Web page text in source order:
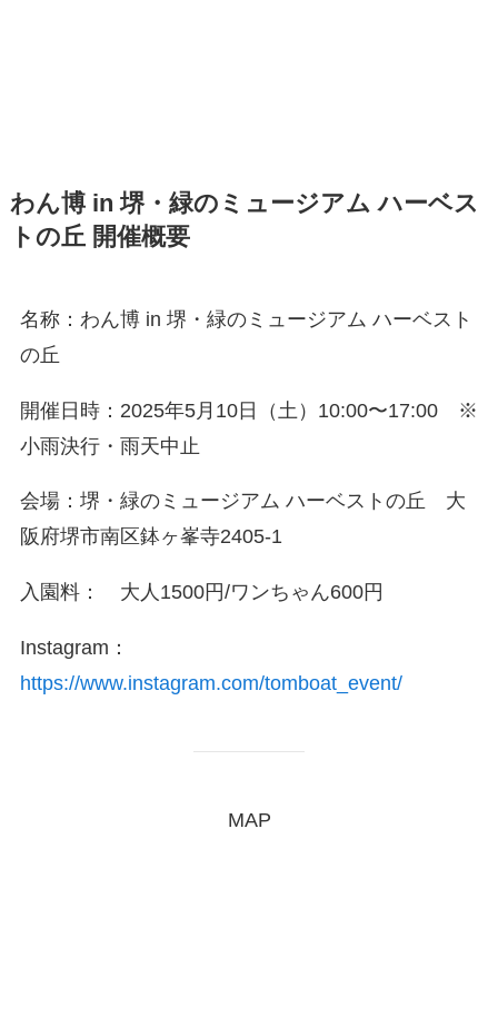
わん博 in 堺・緑のミュージアム ハーベス
トの丘 開催概要
名称：わん博 in 堺・緑のミュージアム ハーベスト
の丘
開催日時：2025年5月10日（土）10:00〜17:00 ※
小雨決行・雨天中止
会場：堺・緑のミュージアム ハーベストの丘 大
阪府堺市南区鉢ヶ峯寺2405-1
入園料： 大人1500円/ワンちゃん600円
Instagram：
https://www.instagram.com/tomboat_event/
MAP